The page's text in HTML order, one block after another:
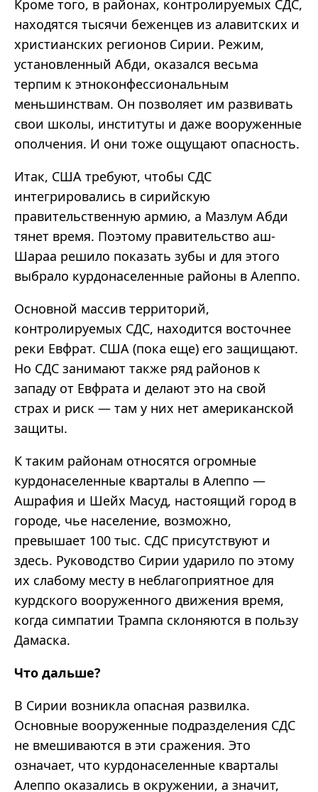
Кроме того, в районах, контролируемых СДС,
находятся тысячи беженцев из алавитских и
христианских регионов Сирии. Режим,
установленный Абди, оказался весьма
терпим к этноконфессиональным
меньшинствам. Он позволяет им развивать
свои школы, институты и даже вооруженные
ополчения. И они тоже ощущают опасность.
Итак, США требуют, чтобы СДС
интегрировались в сирийскую
правительственную армию, а Мазлум Абди
тянет время. Поэтому правительство аш-
Шараа решило показать зубы и для этого
выбрало курдонаселенные районы в Алеппо.
Основной массив территорий,
контролируемых СДС, находится восточнее
реки Евфрат. США (пока еще) его защищают.
Но СДС занимают также ряд районов к
западу от Евфрата и делают это на свой
страх и риск — там у них нет американской
защиты.
К таким районам относятся огромные
курдонаселенные кварталы в Алеппо —
Ашрафия и Шейх Масуд, настоящий город в
городе, чье население, возможно,
превышает 100 тыс. СДС присутствуют и
здесь. Руководство Сирии ударило по этому
их слабому месту в неблагоприятное для
курдского вооруженного движения время,
когда симпатии Трампа склоняются в пользу
Дамаска.
Что дальше?
В Сирии возникла опасная развилка.
Основные вооруженные подразделения СДС
не вмешиваются в эти сражения. Это
означает, что курдонаселенные кварталы
Алеппо оказались в окружении, а значит,